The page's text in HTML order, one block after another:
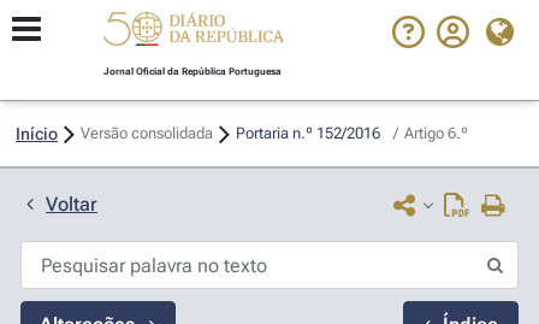
Jornal Oficial da República Portuguesa
Início Versão consolidada Portaria n.º 152/2016 / Artigo 6.º
Voltar